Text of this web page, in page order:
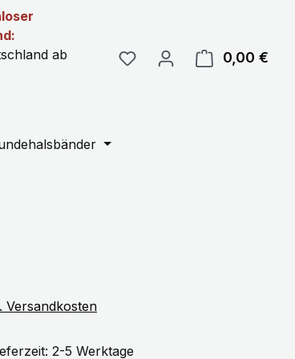
ab
0,00 €
Versandkosten
2-5 Werktage